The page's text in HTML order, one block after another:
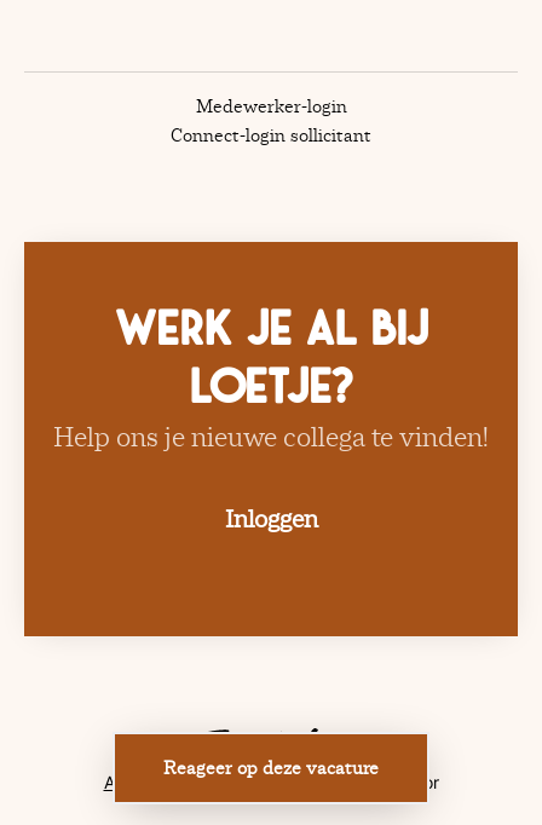
Reageer op deze vacature
Medewerker-login
Connect-login sollicitant
Werk je al bij
Loetje?
Help ons je nieuwe collega te vinden!
Inloggen
Applicant tracking system door Teamtailor